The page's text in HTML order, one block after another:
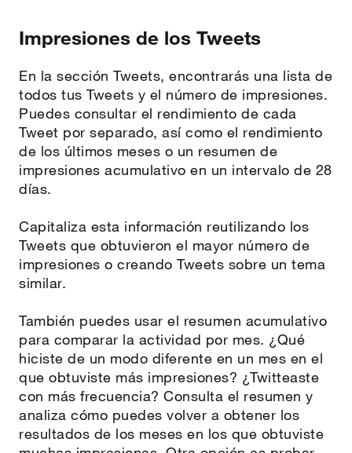
Impresiones de los Tweets
En la sección Tweets, encontrarás una lista de
todos tus Tweets y el número de impresiones.
Puedes consultar el rendimiento de cada
Tweet por separado, así como el rendimiento
de los últimos meses o un resumen de
impresiones acumulativo en un intervalo de 28
días.
Capitaliza esta información reutilizando los
Tweets que obtuvieron el mayor número de
impresiones o creando Tweets sobre un tema
similar.
También puedes usar el resumen acumulativo
para comparar la actividad por mes. ¿Qué
hiciste de un modo diferente en un mes en el
que obtuviste más impresiones? ¿Twitteaste
con más frecuencia? Consulta el resumen y
analiza cómo puedes volver a obtener los
resultados de los meses en los que obtuviste